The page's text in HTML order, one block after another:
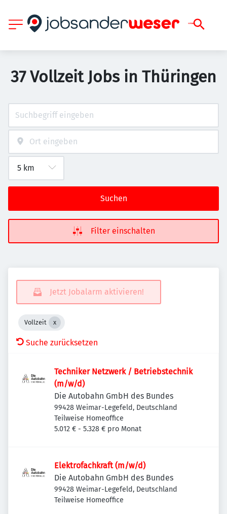
37 Vollzeit Jobs in Thüringen
Suchen
Filter einschalten
Jetzt Jobalarm aktivieren!
Vollzeit
Suche zurücksetzen
Techniker Netzwerk / Betriebstechnik
(m/w/d)
Die Autobahn GmbH des Bundes
99428 Weimar-Legefeld, Deutschland
Teilweise Homeoffice
5.012 € - 5.328 € pro Monat
Elektrofachkraft (m/w/d)
Die Autobahn GmbH des Bundes
99428 Weimar-Legefeld, Deutschland
Teilweise Homeoffice